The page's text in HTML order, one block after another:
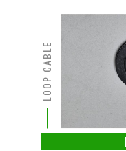
LOOP CABLE